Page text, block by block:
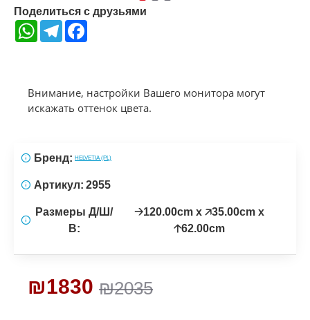
Поделиться с друзьями
WhatsAppTelegram
Внимание, настройки Вашего монитора могут
искажать оттенок цвета.
₪2035
₪1830
Бренд: HELVETIA (PL)
Артикул: 2955
Размеры Д/Ш/
В:
🡢120.00cm x 🡥35.00cm x
🡡62.00cm